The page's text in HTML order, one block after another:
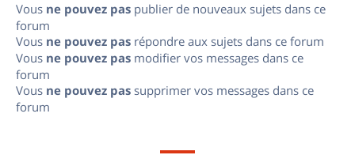
Vous ne pouvez pas publier de nouveaux sujets dans ce
forum
Vous ne pouvez pas répondre aux sujets dans ce forum
Vous ne pouvez pas modifier vos messages dans ce
forum
Vous ne pouvez pas supprimer vos messages dans ce
forum